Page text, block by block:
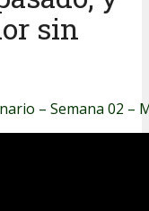
sin
– Semana 02 –